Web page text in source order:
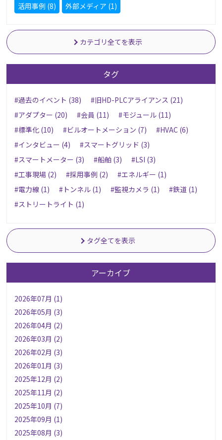
活用事例 (8)
外部メディア (1)
カテゴリ全てを表示
タグ
#過去のイベント (38)
#旧HD-PLCアライアンス (21)
#アダプター (20)
#会員 (11)
#モジュール (11)
#標準化 (10)
#ビルオートメーション (7)
#HVAC (6)
#インタビュー (4)
#スマートグリッド (3)
#スマートメーター (3)
#船舶 (3)
#LSI (3)
#工事現場 (2)
#採用事例 (2)
#エネルギー (1)
#電力線 (1)
#トンネル (1) #監視カメラ (1)
#鉄道 (1)
#ストリートライト (1)
タグ全てを表示
アーカイブ
2026年07月 (1)
2026年05月 (3)
2026年04月 (2)
2026年03月 (2)
2026年02月 (3)
2026年01月 (3)
2025年12月 (2)
2025年11月 (2)
2025年10月 (7)
2025年09月 (1)
2025年08月 (3)